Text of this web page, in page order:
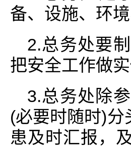
备、设施、环
2.总务处要
把安全工作做实
3.总务处除
(必要时随时)
患及时汇报，